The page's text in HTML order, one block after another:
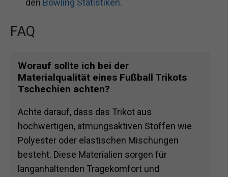
den Bowling Statistiken.
FAQ
Worauf sollte ich bei der
Materialqualität eines Fußball Trikots
Tschechien achten?
Achte darauf, dass das Trikot aus
hochwertigen, atmungsaktiven Stoffen wie
Polyester oder elastischen Mischungen
besteht. Diese Materialien sorgen für
langanhaltenden Tragekomfort und